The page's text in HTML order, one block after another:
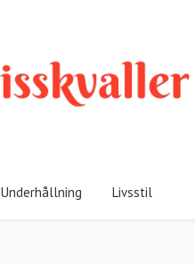
Underhållning Livsstil